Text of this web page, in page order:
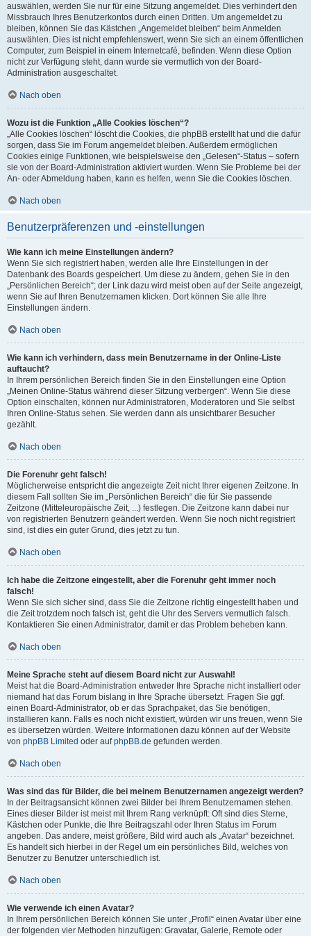
auswählen, werden Sie nur für eine Sitzung angemeldet. Dies verhindert den
Missbrauch Ihres Benutzerkontos durch einen Dritten. Um angemeldet zu
bleiben, können Sie das Kästchen „Angemeldet bleiben“ beim Anmelden
auswählen. Dies ist nicht empfehlenswert, wenn Sie sich an einem öffentlichen
Computer, zum Beispiel in einem Internetcafé, befinden. Wenn diese Option
nicht zur Verfügung steht, dann wurde sie vermutlich von der Board-
Administration ausgeschaltet.
Nach oben
Wozu ist die Funktion „Alle Cookies löschen“?
„Alle Cookies löschen“ löscht die Cookies, die phpBB erstellt hat und die dafür
sorgen, dass Sie im Forum angemeldet bleiben. Außerdem ermöglichen
Cookies einige Funktionen, wie beispielsweise den „Gelesen“-Status – sofern
sie von der Board-Administration aktiviert wurden. Wenn Sie Probleme bei der
An- oder Abmeldung haben, kann es helfen, wenn Sie die Cookies löschen.
Nach oben
Benutzerpräferenzen und -einstellungen
Wie kann ich meine Einstellungen ändern?
Wenn Sie sich registriert haben, werden alle Ihre Einstellungen in der
Datenbank des Boards gespeichert. Um diese zu ändern, gehen Sie in den
„Persönlichen Bereich“; der Link dazu wird meist oben auf der Seite angezeigt,
wenn Sie auf Ihren Benutzernamen klicken. Dort können Sie alle Ihre
Einstellungen ändern.
Nach oben
Wie kann ich verhindern, dass mein Benutzername in der Online-Liste
auftaucht?
In Ihrem persönlichen Bereich finden Sie in den Einstellungen eine Option
„Meinen Online-Status während dieser Sitzung verbergen“. Wenn Sie diese
Option einschalten, können nur Administratoren, Moderatoren und Sie selbst
Ihren Online-Status sehen. Sie werden dann als unsichtbarer Besucher
gezählt.
Nach oben
Die Forenuhr geht falsch!
Möglicherweise entspricht die angezeigte Zeit nicht Ihrer eigenen Zeitzone. In
diesem Fall sollten Sie im „Persönlichen Bereich“ die für Sie passende
Zeitzone (Mitteleuropäische Zeit, ...) festlegen. Die Zeitzone kann dabei nur
von registrierten Benutzern geändert werden. Wenn Sie noch nicht registriert
sind, ist dies ein guter Grund, dies jetzt zu tun.
Nach oben
Ich habe die Zeitzone eingestellt, aber die Forenuhr geht immer noch
falsch!
Wenn Sie sich sicher sind, dass Sie die Zeitzone richtig eingestellt haben und
die Zeit trotzdem noch falsch ist, geht die Uhr des Servers vermutlich falsch.
Kontaktieren Sie einen Administrator, damit er das Problem beheben kann.
Nach oben
Meine Sprache steht auf diesem Board nicht zur Auswahl!
Meist hat die Board-Administration entweder Ihre Sprache nicht installiert oder
niemand hat das Forum bislang in Ihre Sprache übersetzt. Fragen Sie ggf.
einen Board-Administrator, ob er das Sprachpaket, das Sie benötigen,
installieren kann. Falls es noch nicht existiert, würden wir uns freuen, wenn Sie
es übersetzen würden. Weitere Informationen dazu können auf der Website
von phpBB Limited oder aufphpBB.de gefunden werden.
Nach oben
Was sind das für Bilder, die bei meinem Benutzernamen angezeigt werden?
In der Beitragsansicht können zwei Bilder bei Ihrem Benutzernamen stehen.
Eines dieser Bilder ist meist mit Ihrem Rang verknüpft: Oft sind dies Sterne,
Kästchen oder Punkte, die Ihre Beitragszahl oder Ihren Status im Forum
angeben. Das andere, meist größere, Bild wird auch als „Avatar“ bezeichnet.
Es handelt sich hierbei in der Regel um ein persönliches Bild, welches von
Benutzer zu Benutzer unterschiedlich ist.
Nach oben
Wie verwende ich einen Avatar?
In Ihrem persönlichen Bereich können Sie unter „Profil“ einen Avatar über eine
der folgenden vier Methoden hinzufügen: Gravatar, Galerie, Remote oder